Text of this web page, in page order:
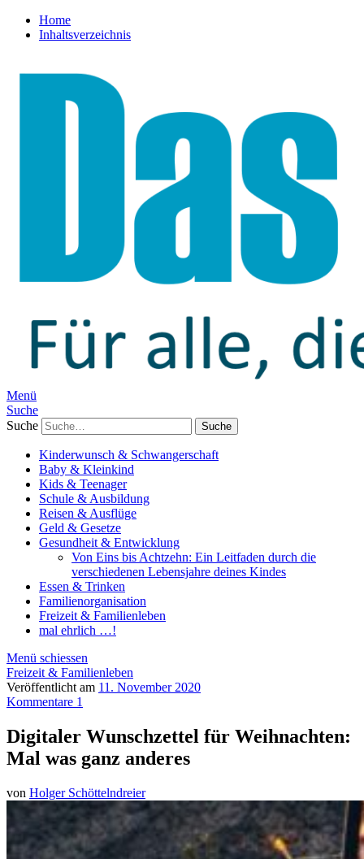
Home
Inhaltsverzeichnis
Menü
Suche
Suche
Kinderwunsch & Schwangerschaft
Baby & Kleinkind
Kids & Teenager
Schule & Ausbildung
Reisen & Ausflüge
Geld & Gesetze
Gesundheit & Entwicklung
Von Eins bis Achtzehn: Ein Leitfaden durch die
verschiedenen Lebensjahre deines Kindes
Essen & Trinken
Familienorganisation
Freizeit & Familienleben
mal ehrlich …!
Menü schiessen
Freizeit & Familienleben
Veröffentlicht am 11. November 2020
Kommentare 1
Digitaler Wunschzettel für Weihnachten:
Mal was ganz anderes
von Holger Schöttelndreier